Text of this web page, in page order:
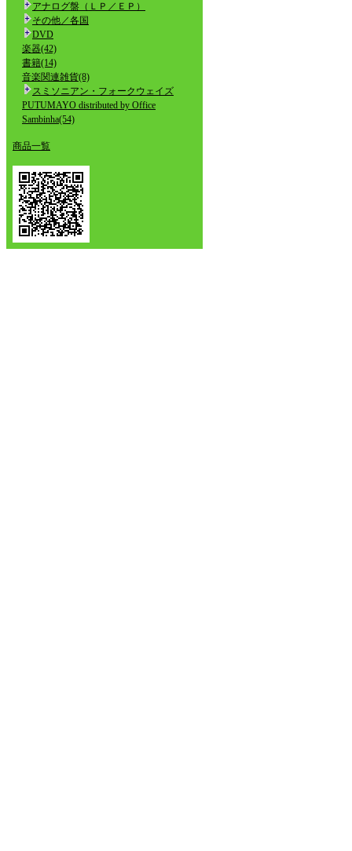
アナログ盤（ＬＰ／ＥＰ）
その他／各国
DVD
楽器(42)
書籍(14)
音楽関連雑貨(8)
スミソニアン・フォークウェイズ
PUTUMAYO distributed by Office
Sambinha(54)
商品一覧